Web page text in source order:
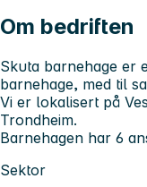
Om bedriften
Skuta barnehage er
barnehage, med til
Vi er lokalisert på
Trondheim.
Barnehagen har 6
Sektor